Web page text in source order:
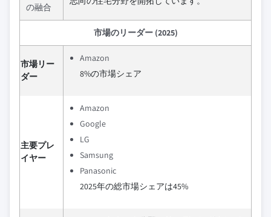
の融合
市場のリーダー (2025)
市場リー
ダー
Amazon
8%の市場シェア
主要プレ
イヤー
Amazon
Google
LG
Samsung
Panasonic
2025年の総市場シェアは45%